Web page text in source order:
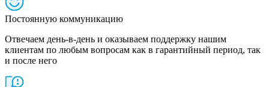
Постоянную коммуникацию
Отвечаем день-в-день и оказываем поддержку нашим
клиентам по любым вопросам как в гарантийный период, так
и после него